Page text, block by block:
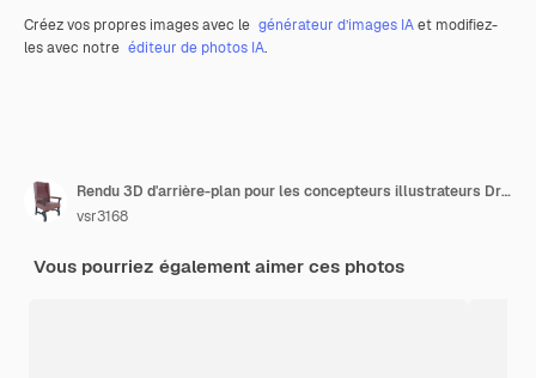
Créez vos propres images avec le générateur d’images IAet modifiez-
les avec notre éditeur de photos IA.
Rendu 3D d'arrière-plan pour les concepteurs illustrateurs Drapeaux de la fête de l'indépendance nationale République tchèque et Slovaquie
vsr3168
Vous pourriez également aimer ces photos